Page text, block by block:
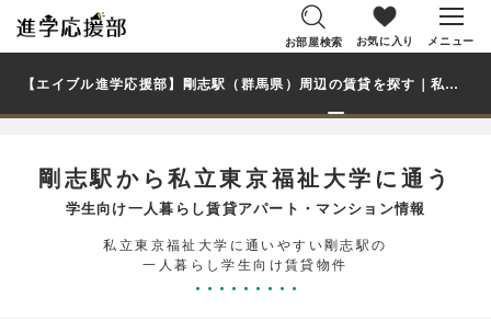
お部屋検索 お気に入り メニュー
【エイブル進学応援部】剛志駅（群馬県）周辺の賃貸を探す｜私立東京福祉大学学生・大学生の一人暮らし向け賃貸マンション・アパート
剛志駅から私立東京福祉大学に通う
学生向け一人暮らし賃貸アパート・マンション情報
私立東京福祉大学に通いやすい剛志駅の
一人暮らし学生向け賃貸物件